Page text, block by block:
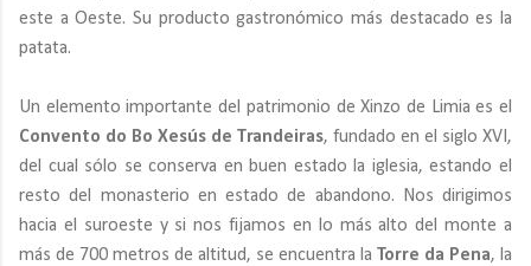
este a Oeste. Su producto gastronómico más destacado es la
patata.
Un elemento importante del patrimonio de Xinzo de Limia es el
Convento do Bo Xesús de Trandeiras, fundado en el siglo XVI,
del cual sólo se conserva en buen estado la iglesia, estando el
resto del monasterio en estado de abandono. Nos dirigimos
hacia el suroeste y si nos fijamos en lo más alto del monte a
más de 700 metros de altitud, se encuentra la Torre da Pena, la